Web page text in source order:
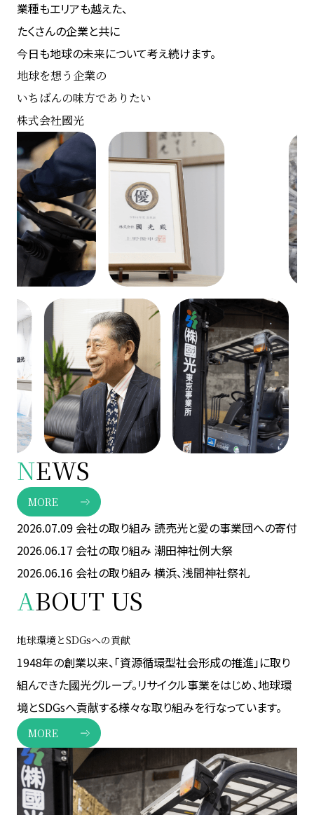
業種もエリアも越えた、
たくさんの企業と共に
今日も地球の未来について考え続けます。
地球を想う企業の
いちばんの味方でありたい
株式会社國光
NEWS
MORE
2026.07.09 会社の取り組み 読売光と愛の事業団への寄付
2026.06.17 会社の取り組み 潮田神社例大祭
2026.06.16 会社の取り組み 横浜、浅間神社祭礼
ABOUT US
地球環境とSDGsへの貢献
1948年の創業以来、「資源循環型社会形成の推進」に取り
組んできた國光グループ。リサイクル事業をはじめ、地球環
境とSDGsへ貢献する様々な取り組みを行なっています。
MORE